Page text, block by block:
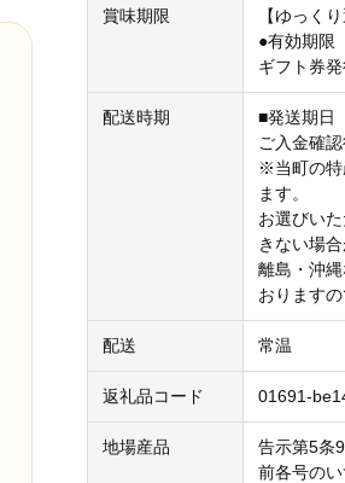
賞味期限
【ゆっく
●有効期限
ギフト券
配送時期
■発送期日
ご入金確
※当町の特
ます。
お選びい
きない場合
離島・沖
おります
配送 常温
返礼品コード 01691-
地場産品
告示第5条
前各号の